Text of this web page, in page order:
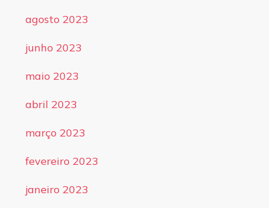
agosto 2023
junho 2023
maio 2023
abril 2023
março 2023
fevereiro 2023
janeiro 2023